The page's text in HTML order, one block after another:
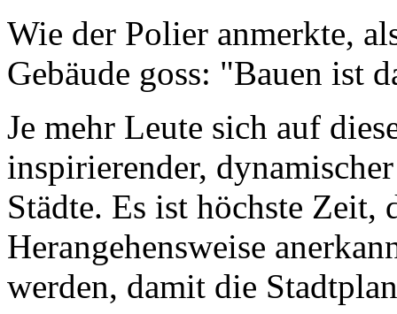
Wie der Polier anmerkte,
Gebäude goss: "Bauen ist
Je mehr Leute sich auf
inspirierender,
Städte. Es ist höchste Zeit,
Herangehensweise
werden, damit die